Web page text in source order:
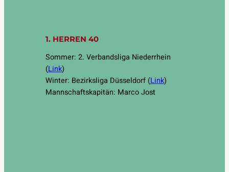
1. HERREN 40
Sommer: 2. Verbandsliga Niederrhein
(Link)
Winter: Bezirksliga Düsseldorf (Link)
Mannschaftskapitän: Marco Jost